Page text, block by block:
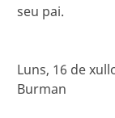
seu pai.
Luns, 16 de
Burman